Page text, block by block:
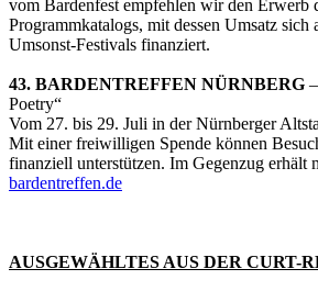
vom Bardenfest empfehlen wir den Erwerb
Programmkatalogs, mit dessen Umsatz sich
Umsonst-Festivals finanziert.
43. BARDENTREFFEN NÜRNBERG
Poetry“
Vom 27. bis 29. Juli in der Nürnberger
Mit einer freiwilligen Spende können
finanziell unterstützen. Im Gegenzug erhält
bardentreffen.de
AUSGEWÄHLTES AUS DER CURT-